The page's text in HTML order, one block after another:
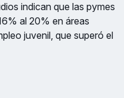
indican que las pymes
al 20% en áreas
juvenil, que superó el